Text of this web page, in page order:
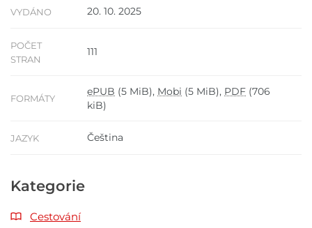
VYDÁNO 20. 10. 2025
POČET
STRAN
111
FORMÁTY
ePUB (5 MiB), Mobi (5 MiB), PDF (706
kiB)
JAZYK Čeština
Kategorie
Cestování